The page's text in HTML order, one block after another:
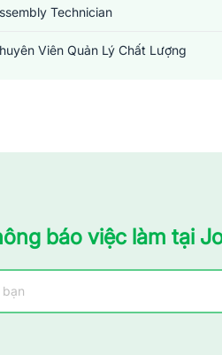
Technician
Viên Quản Lý Chất Lượng
báo việc làm tại